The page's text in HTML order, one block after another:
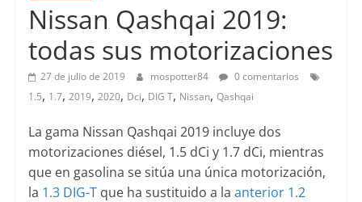
Nissan Qashqai 2019:
todas sus motorizaciones
27 de julio de 2019 mospotter84
0 comentarios
1.5, 1.7, 2019, 2020, Dci, DIG T, Nissan, Qashqai
La gama Nissan Qashqai 2019 incluye dos
motorizaciones diésel, 1.5 dCi y 1.7 dCi, mientras
que en gasolina se sitúa una única motorización,
la 1.3 DIG-Tque ha sustituido a la anterior 1.2